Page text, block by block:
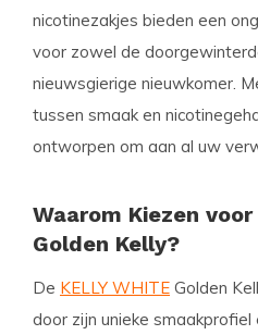
nicotinezakjes bieden een
voor zowel de
nieuwsgierige nieuwkomer.
tussen smaak en
ontworpen om aan al uw
Waarom Kiezen voor
Golden Kelly?
De KELLY WHITE Golden
door zijn unieke